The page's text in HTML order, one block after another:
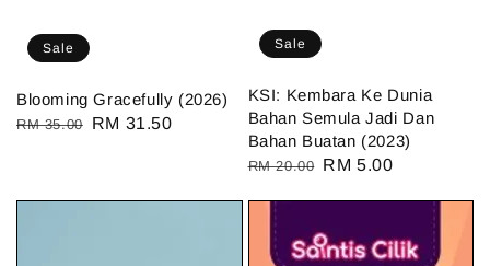
Sale
Blooming Gracefully (2026)
Regular
RM 35.00
Sale
RM 31.50
Sale
KSI: Kembara Ke Dunia
Bahan Semula Jadi Dan
Bahan Buatan (2023)
Regular
RM 20.00 Sale
RM 5.00